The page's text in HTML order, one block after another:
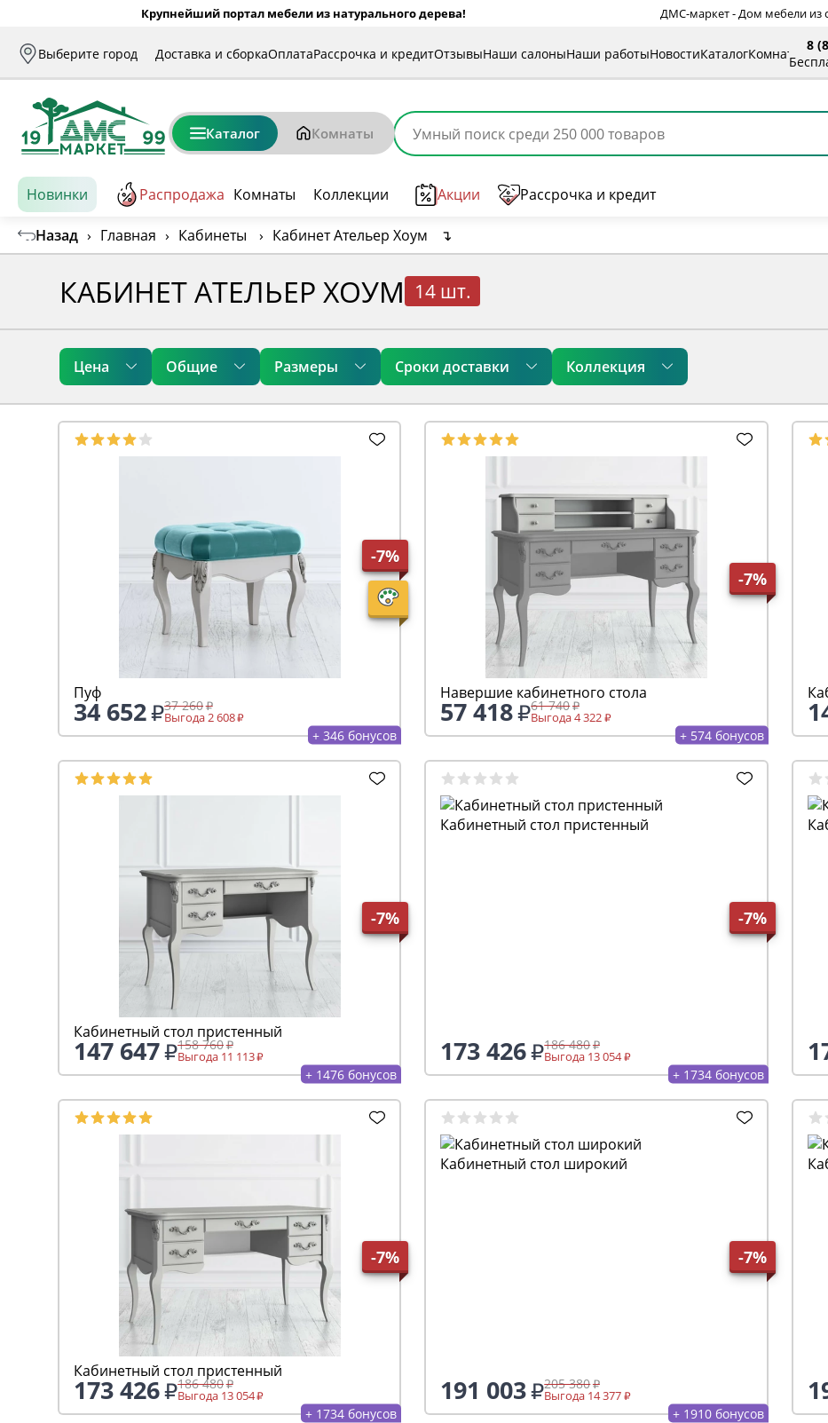
Крупнейший портал мебели из натурального дерева! ДМС-маркет - Дом мебели из
Выберите город Доставка и сборкаОплатаРассрочка и кредитОтзывыНаши салоныНаши работыНовостиКаталогКомнаты
8
Каталог Комнаты
Новинки Распродажа Комнаты Коллекции Акции Рассрочка и кредит
Назад › Главная › Кабинеты › Кабинет Ательер Хоум ↴
КАБИНЕТ АТЕЛЬЕР ХОУМ 14 шт.
Цена Общие Размеры Сроки доставки Коллекция
-7%
Пуф
34 652 37 260
Выгода 2 608
+ 346 бонусов
-7%
Навершие кабинетного стола
57 418 61 740
Выгода 4 322
+ 574 бонусов
-7%
Кабинетный стол пристенный
147 647 158 760
Выгода 11 113
+ 1476 бонусов
-7%
Кабинетный стол пристенный
173 426 186 480
Выгода 13 054
+ 1734 бонусов
-7%
Кабинетный стол пристенный
173 426 186 480
Выгода 13 054
+ 1734 бонусов
-7%
Кабинетный стол широкий
191 003 205 380
Выгода 14 377
+ 1910 бонусов